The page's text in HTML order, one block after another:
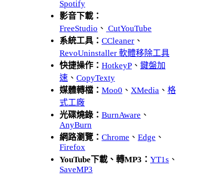
Spotify
影音下載：
FreeStudio 、 CutYouTube
系統工具： CCleaner 、
RevoUninstaller 軟體移除工具
快捷操作： HotkeyP 、 鍵盤加
速 、 CopyTexty
媒體轉檔： Moo0 、 XMedia 、 格
式工廠
光碟燒錄： BurnAware 、
AnyBurn
網路瀏覽： Chrome 、 Edge 、
Firefox
YouTube下載、轉MP3： YT1s 、
SaveMP3